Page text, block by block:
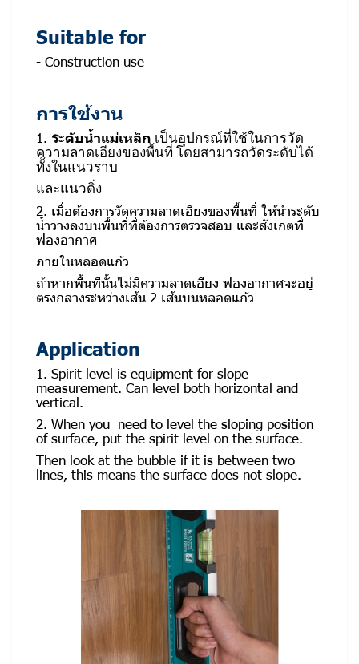
Suitable for
- Construction use
การใช้งาน
1. ระดับน้ำแม่เหล็ก เป็นอุปกรณ์ที่ใช้ในการวัด
ความลาดเอียงของพื้นที่ โดยสามารถวัดระดับได้
ทั้งในแนวราบ
และแนวดิ่ง
2. เมื่อต้องการวัดความลาดเอียงของพื้นที่ ให้นำระดับ
น้ำวางลงบนพื้นที่ที่ต้องการตรวจสอบ และสังเกตที่
ฟองอากาศ
ภายในหลอดแก้ว
ถ้าหากพื้นที่นั้นไม่มีความลาดเอียง ฟองอากาศจะอยู่
ตรงกลางระหว่างเส้น 2 เส้นบนหลอดแก้ว
Application
1. Spirit level is equipment for slope
measurement. Can level both horizontal and
vertical.
2. When you need to level the sloping position
of surface, put the spirit level on the surface.
Then look at the bubble if it is between two
lines, this means the surface does not slope.